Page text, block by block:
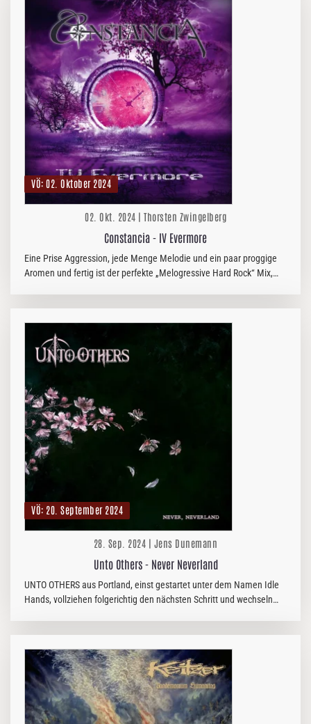
VÖ: 02. Oktober 2024
02. Okt. 2024 | Thorsten Zwingelberg
Constancia - IV Evermore
Eine Prise Aggression, jede Menge Melodie und ein paar proggige
Aromen und fertig ist der perfekte „Melogressive Hard Rock“ Mix,
VÖ: 20. September 2024
28. Sep. 2024 | Jens Dunemann
Unto Others - Never Neverland
UNTO OTHERS aus Portland, einst gestartet unter dem Namen Idle
Hands, vollziehen folgerichtig den nächsten Schritt und wechseln